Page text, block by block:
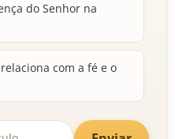
do Senhor na
com a fé e o